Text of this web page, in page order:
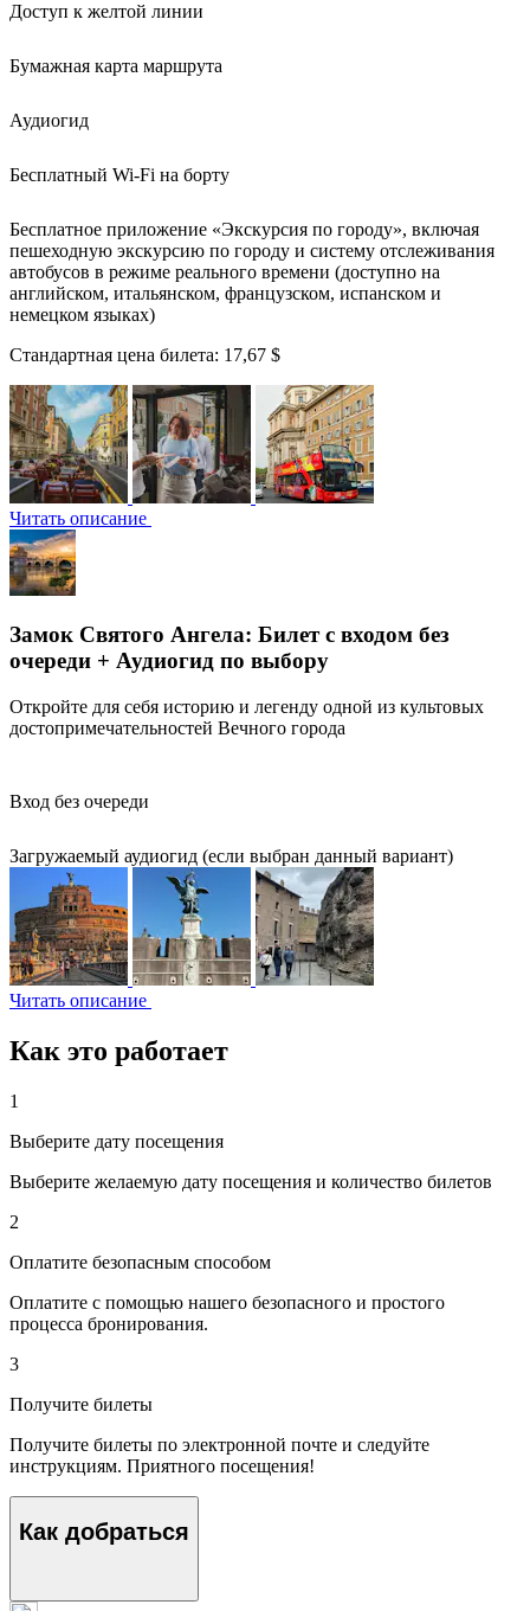
Доступ к желтой линии
Бумажная карта маршрута
Аудиогид
Бесплатный Wi-Fi на борту
Бесплатное приложение «Экскурсия по городу», включая
пешеходную экскурсию по городу и систему отслеживания
автобусов в режиме реального времени (доступно на
английском, итальянском, французском, испанском и
немецком языках)
Стандартная цена билета: 17,67 $
Читать описание
Замок Святого Ангела: Билет с входом без
очереди + Аудиогид по выбору
Откройте для себя историю и легенду одной из культовых
достопримечательностей Вечного города
Вход без очереди
Загружаемый аудиогид (если выбран данный вариант)
Читать описание
Как это работает
1
Выберите дату посещения
Выберите желаемую дату посещения и количество билетов
2
Оплатите безопасным способом
Оплатите с помощью нашего безопасного и простого
процесса бронирования.
3
Получите билеты
Получите билеты по электронной почте и следуйте
инструкциям. Приятного посещения!
Как добраться